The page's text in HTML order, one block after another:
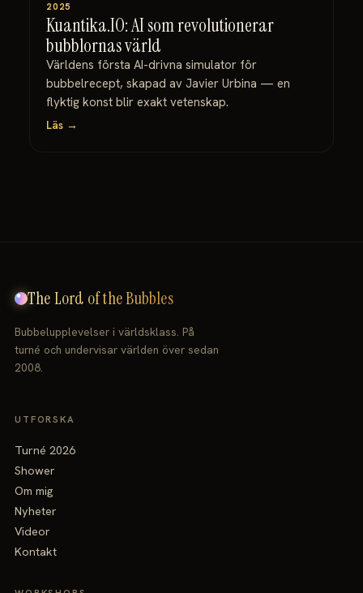
2025
Kuantika.IO: AI som revolutionerar
bubblornas värld
Världens första AI-drivna simulator för
bubbelrecept, skapad av Javier Urbina — en
flyktig konst blir exakt vetenskap.
Läs →
The Lord of the Bubbles
Bubbelupplevelser i världsklass. På
turné och undervisar världen över sedan
2008.
UTFORSKA
Turné 2026
Shower
Om mig
Nyheter
Videor
Kontakt